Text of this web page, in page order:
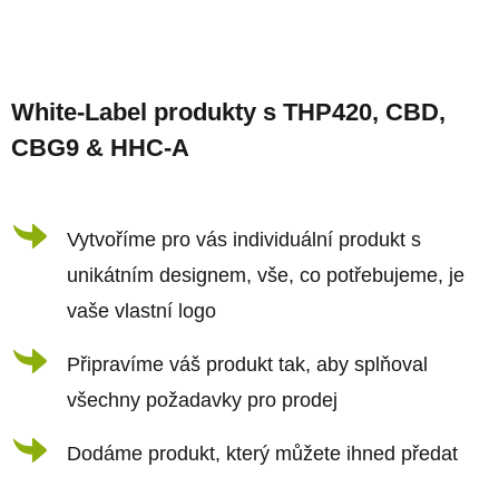
d
p
r
k
y
v
ý
á
p
a
White-Label produkty s THP420, CBD,
CBG9 & HHC-A
Vytvoříme pro vás individuální produkt s
unikátním designem, vše, co potřebujeme, je
vaše vlastní logo
Připravíme váš produkt tak, aby splňoval
všechny požadavky pro prodej
Dodáme produkt, který můžete ihned předat